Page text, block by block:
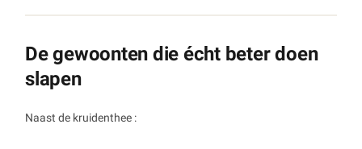
De gewoonten die écht beter doen
slapen
Naast de kruidenthee :